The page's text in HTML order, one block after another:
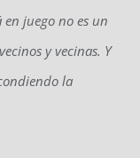
en juego no es un
y vecinas. Y
la